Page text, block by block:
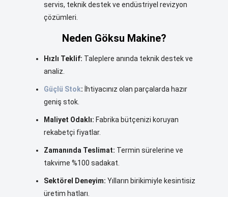
servis, teknik destek ve endüstriyel revizyon
çözümleri.
Neden Göksu Makine?
Hızlı Teklif: Taleplere anında teknik destek ve
analiz.
Güçlü Stok: İhtiyacınız olan parçalarda hazır
geniş stok.
Maliyet Odaklı: Fabrika bütçenizi koruyan
rekabetçi fiyatlar.
Zamanında Teslimat: Termin sürelerine ve
takvime %100 sadakat.
Sektörel Deneyim: Yılların birikimiyle kesintisiz
üretim hatları.